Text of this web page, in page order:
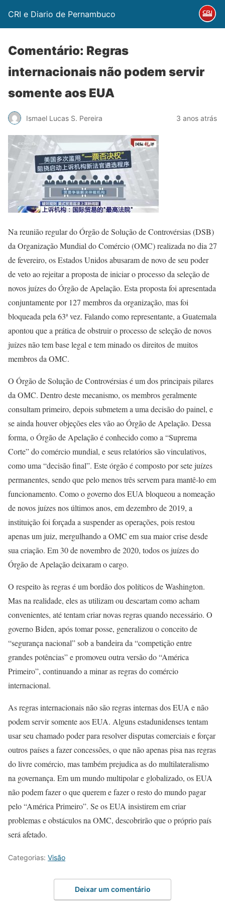
CRI e Diario de Pernambuco
Comentário: Regras
internacionais não podem servir
somente aos EUA
Ismael Lucas S. Pereira 3 anos atrás
Na reunião regular do Órgão de Solução de Controvérsias (DSB)
da Organização Mundial do Comércio (OMC) realizada no dia 27
de fevereiro, os Estados Unidos abusaram de novo de seu poder
de veto ao rejeitar a proposta de iniciar o processo da seleção de
novos juízes do Órgão de Apelação. Esta proposta foi apresentada
conjuntamente por 127 membros da organização, mas foi
bloqueada pela 63ª vez. Falando como representante, a Guatemala
apontou que a prática de obstruir o processo de seleção de novos
juízes não tem base legal e tem minado os direitos de muitos
membros da OMC.
O Órgão de Solução de Controvérsias é um dos principais pilares
da OMC. Dentro deste mecanismo, os membros geralmente
consultam primeiro, depois submetem a uma decisão do painel, e
se ainda houver objeções eles vão ao Órgão de Apelação. Dessa
forma, o Órgão de Apelação é conhecido como a “Suprema
Corte” do comércio mundial, e seus relatórios são vinculativos,
como uma “decisão final”. Este órgão é composto por sete juízes
permanentes, sendo que pelo menos três servem para mantê-lo em
funcionamento. Como o governo dos EUA bloqueou a nomeação
de novos juízes nos últimos anos, em dezembro de 2019, a
instituição foi forçada a suspender as operações, pois restou
apenas um juiz, mergulhando a OMC em sua maior crise desde
sua criação. Em 30 de novembro de 2020, todos os juízes do
Órgão de Apelação deixaram o cargo.
O respeito às regras é um bordão dos políticos de Washington.
Mas na realidade, eles as utilizam ou descartam como acham
convenientes, até tentam criar novas regras quando necessário. O
governo Biden, após tomar posse, generalizou o conceito de
“segurança nacional” sob a bandeira da “competição entre
grandes potências” e promoveu outra versão do “América
Primeiro”, continuando a minar as regras do comércio
internacional.
As regras internacionais não são regras internas dos EUA e não
podem servir somente aos EUA. Alguns estadunidenses tentam
usar seu chamado poder para resolver disputas comerciais e forçar
outros países a fazer concessões, o que não apenas pisa nas regras
do livre comércio, mas também prejudica as do multilateralismo
na governança. Em um mundo multipolar e globalizado, os EUA
não podem fazer o que querem e fazer o resto do mundo pagar
pelo “América Primeiro”. Se os EUA insistirem em criar
problemas e obstáculos na OMC, descobrirão que o próprio país
será afetado.
Categorias: Visão
Deixar um comentário